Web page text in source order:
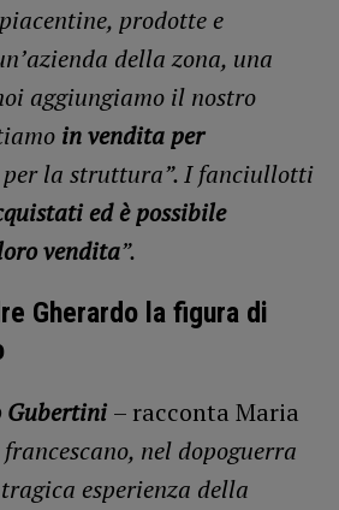
prodotte e
della zona, una
aggiungiamo il nostro
in vendita per
per la struttura”. I fanciullotti
ed è possibile
vendita”.
Gherardo la figura di
Gubertini – racconta Maria
nel dopoguerra
esperienza della